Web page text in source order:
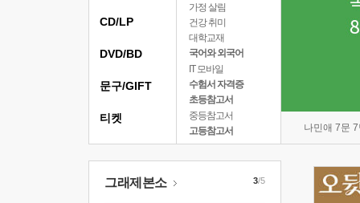
가정 살림
건강 취미
대학교재
국어와 외국어
IT 모바일
수험서 자격증
초등참고서
중등참고서
고등참고서
나민애 7문
CD/LP
DVD/BD
문구/GIFT
티켓
그래제본소 3/5